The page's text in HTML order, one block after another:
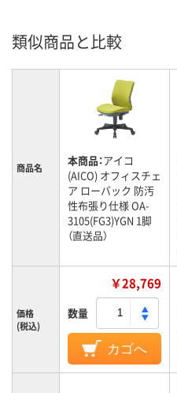
類似商品と比較
商品名 本商品：アイコ
(AICO) オフィスチェ
ア ローバック 防汚
性布張り仕様 OA-
3105(FG3)YGN 1脚
（直送品）
価格
(税込)
￥28,769
数量
カゴへ